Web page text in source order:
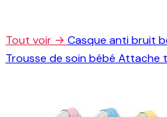
Tout voir → Casque anti bruit
Trousse de soin bébé Attache